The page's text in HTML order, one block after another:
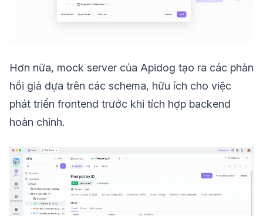
Hơn nữa, mock server của Apidog tạo ra các phản
hồi giả dựa trên các schema, hữu ích cho việc
phát triển frontend trước khi tích hợp backend
hoàn chỉnh.